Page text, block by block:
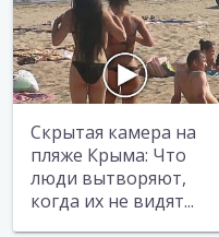
Скрытая камера на
пляже Крыма: Что
люди вытворяют,
когда их не видят...